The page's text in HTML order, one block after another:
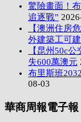
驚險畫面！
追逐戰”
【澳洲住房
外建築工可
【昆州50c
失600萬澳元
布里斯班
08-03
華商周報電子報